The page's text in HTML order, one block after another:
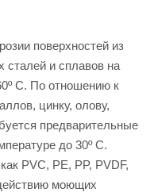
поверхностей из
сталей и сплавов на
С. По отношению к
цинку, олову,
предварительные
до 30º С.
PVC, PE, PP, PVDF,
моющих